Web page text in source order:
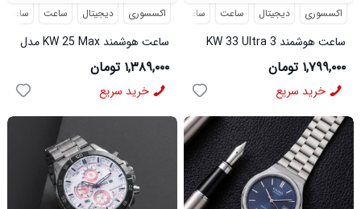
اکسسوری دیجیتال ساعت ساعت
ساعت هوشمند KW 25 Max مدل
50435
۱,۳۸۹,۰۰۰ تومان
خرید سریع
اکسسوری دیجیتال ساعت ساعت هوشمند
ساعت هوشمند KW 33 Ultra 3
مدل 50430
۱,۷۹۹,۰۰۰ تومان
خرید سریع